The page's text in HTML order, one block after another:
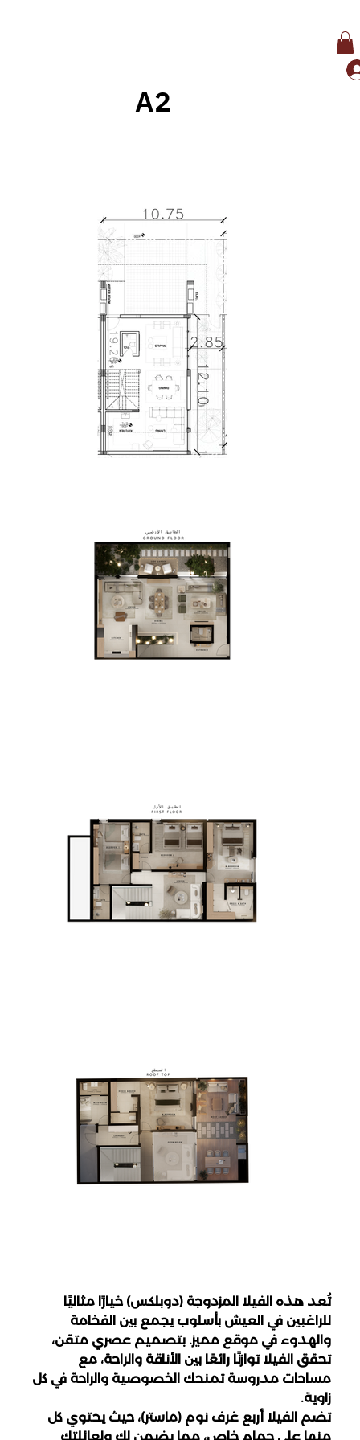
A2
تُعد هذه الفيلا المزدوجة (دوبلكس) خيارًا مثاليًا
للراغبين في العيش بأسلوب يجمع بين الفخامة
والهدوء في موقع مميز. بتصميم عصري متقن،
تحقق الفيلا توازنًا رائعًا بين الأناقة والراحة، مع
مساحات مدروسة تمنحك الخصوصية والراحة في كل
زاوية.
تضم الفيلا أربع غرف نوم (ماستر)، حيث يحتوي كل
منها على حمام خاص، مما يضمن لك ولعائلتك